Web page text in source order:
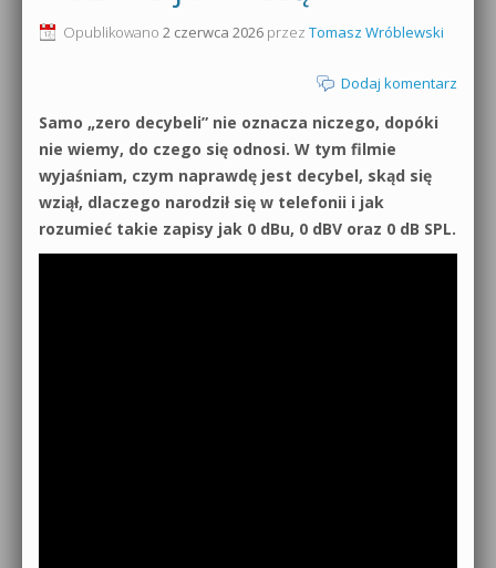
Sound Forge od podstaw
Dubstep z syntezatorem Massive
Kontakt 5 Kompendium
0dB.pl - informacje
Materiały dla mediów
Archiwum aktualności
Polityka prywatności
Opublikowano 2 czerwca 2026 przez Tomasz Wróblewski
Dodaj komentarz
Samo „zero decybeli” nie oznacza niczego, dopóki
nie wiemy, do czego się odnosi. W tym filmie
wyjaśniam, czym naprawdę jest decybel, skąd się
wziął, dlaczego narodził się w telefonii i jak
rozumieć takie zapisy jak 0 dBu, 0 dBV oraz 0 dB SPL.